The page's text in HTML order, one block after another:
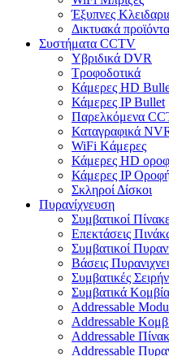
Έξυπνες
Δικτυακά προϊόντα
Συστήματα CCTV
Υβριδικά DVR
Tροφοδοτικά
Κάμερες HD
Κάμερες IP Βullet
Παρελκόμενα
Καταγραφικά
WiFi Kάμερες
Κάμερες HD
Κάμερες IP
Σκληροί Δίσκοι
Πυρανίχνευση
Συμβατικοί
Επεκτάσεις
Συμβατικοί
Βάσεις
Συμβατικές
Συμβατικά
Addressable
Addressable
Addressable
Addressable